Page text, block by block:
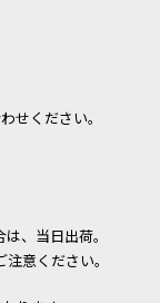
せください。
、当日出荷。
意ください。